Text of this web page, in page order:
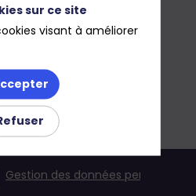
Gestion des données personnelles
sur ce site
visant à améliorer